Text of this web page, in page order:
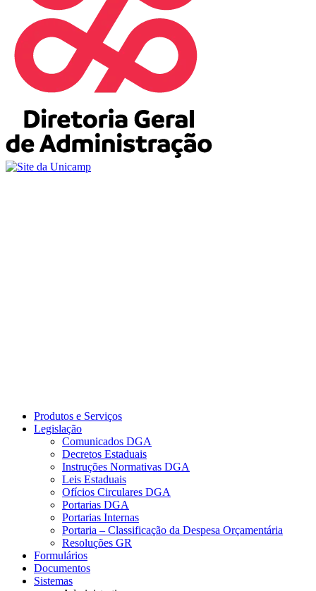
Produtos e Serviços
Legislação
Comunicados DGA
Decretos Estaduais
Instruções Normativas DGA
Leis Estaduais
Ofícios Circulares DGA
Portarias DGA
Portarias Internas
Portaria – Classificação da Despesa Orçamentária
Resoluções GR
Formulários
Documentos
Sistemas